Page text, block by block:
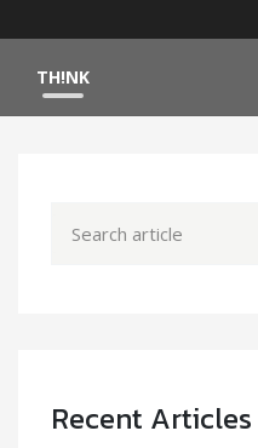
TH!NK
Recent Articles